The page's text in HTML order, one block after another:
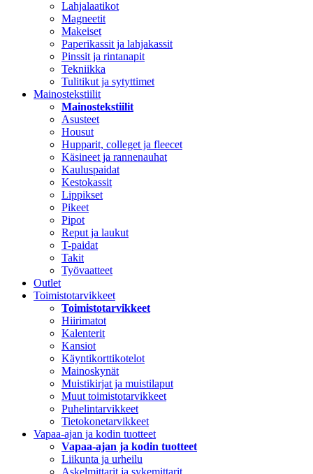
Lahjalaatikot
Magneetit
Makeiset
Paperikassit ja lahjakassit
Pinssit ja rintanapit
Tekniikka
Tulitikut ja sytyttimet
Mainostekstiilit
Mainostekstiilit
Asusteet
Housut
Hupparit, colleget ja fleecet
Käsineet ja rannenauhat
Kauluspaidat
Kestokassit
Lippikset
Pikeet
Pipot
Reput ja laukut
T-paidat
Takit
Työvaatteet
Outlet
Toimistotarvikkeet
Toimistotarvikkeet
Hiirimatot
Kalenterit
Kansiot
Käyntikorttikotelot
Mainoskynät
Muistikirjat ja muistilaput
Muut toimistotarvikkeet
Puhelintarvikkeet
Tietokonetarvikkeet
Vapaa-ajan ja kodin tuotteet
Vapaa-ajan ja kodin tuotteet
Liikunta ja urheilu
Askelmittarit ja sykemittarit